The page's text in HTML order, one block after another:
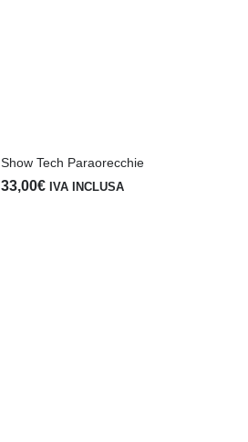
Show Tech Paraorecchie
33,00€ IVA INCLUSA